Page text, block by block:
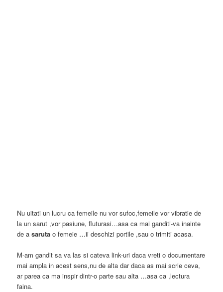
Nu uitati un lucru ca femeile nu vor sufoc,femeile vor vibratie de
la un sarut ,vor pasiune, fluturasi…asa ca mai ganditi-va inainte
de asaruta o femeie …ii deschizi portile ,sau o trimiti acasa.
M-am gandit sa va las si cateva link-uri daca vreti o documentare
mai ampla in acest sens,nu de alta dar daca as mai scrie ceva,
ar parea ca ma inspir dintr-o parte sau alta …asa ca ,lectura
faina.